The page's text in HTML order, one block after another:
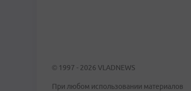
© 1997 - 2026 VLADNEWS
При любом использовании материалов